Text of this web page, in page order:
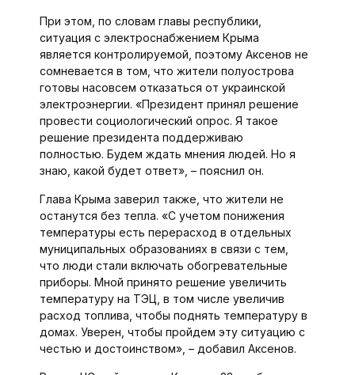
При этом, по словам главы республики,
ситуация с электроснабжением Крыма
является контролируемой, поэтому Аксенов не
сомневается в том, что жители полуострова
готовы насовсем отказаться от украинской
электроэнергии. «Президент принял решение
провести социологический опрос. Я такое
решение президента поддерживаю
полностью. Будем ждать мнения людей. Но я
знаю, какой будет ответ», – пояснил он.
Глава Крыма заверил также, что жители не
останутся без тепла. «С учетом понижения
температуры есть перерасход в отдельных
муниципальных образованиях в связи с тем,
что люди стали включать обогревательные
приборы. Мной принято решение увеличить
температуру на ТЭЦ, в том числе увеличив
расход топлива, чтобы поднять температуру в
домах. Уверен, чтобы пройдем эту ситуацию с
честью и достоинством», – добавил Аксенов.